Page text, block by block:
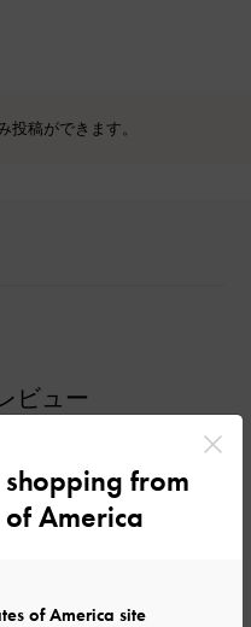
投稿ができます。
ビュー
from
America
of America site